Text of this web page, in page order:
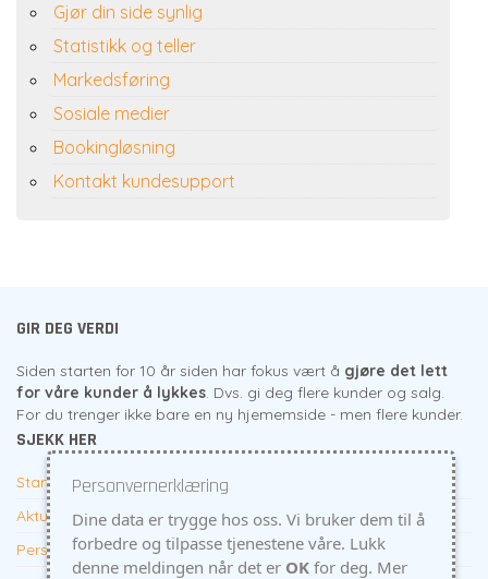
Gjør din side synlig
Statistikk og teller
Markedsføring
Sosiale medier
Bookingløsning
Kontakt kundesupport
GIR DEG VERDI
Siden starten for 10 år siden har fokus vært å gjøre det lett
for våre kunder å lykkes. Dvs. gi deg flere kunder og salg.
For du trenger ikke bare en ny hjememside - men flere kunder.
SJEKK HER
Start her
Aktuelt
Personvern
Personvernerklæring
Dine data er trygge hos oss. Vi bruker dem til å
forbedre og tilpasse tjenestene våre. Lukk
denne meldingen når det er OK for deg. Mer